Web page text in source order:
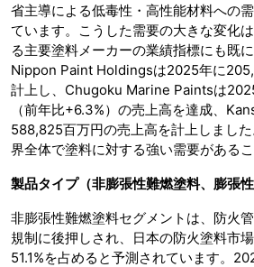
省主導による低毒性・高性能材料への
ています。こうした需要の大きな変化
る主要塗料メーカーの業績指標にも既
Nippon Paint Holdingsは2025年に
計上し、Chugoku Marine Paintsは
（前年比+6.3%）の売上高を達成、
588,825百万円の売上高を計上しまし
界全体で塗料に対する強い需要があるこ
製品タイプ（非膨張性難燃塗料、膨張性
非膨張性難燃塗料セグメントは、防火
規制に後押しされ、日本の防火塗料市
51.1%を占めると予測されています。